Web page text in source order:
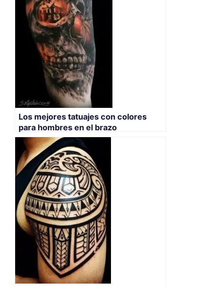
Los mejores tatuajes con colores
para hombres en el brazo